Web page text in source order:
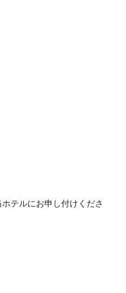
テルにお申し付けくださ